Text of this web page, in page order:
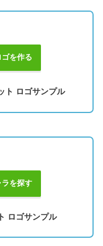
を作る
を探す